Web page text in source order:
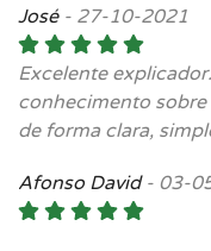
José- 27-10-2021
Excelente
conhecimento
de forma clara,
Afonso David- 03-